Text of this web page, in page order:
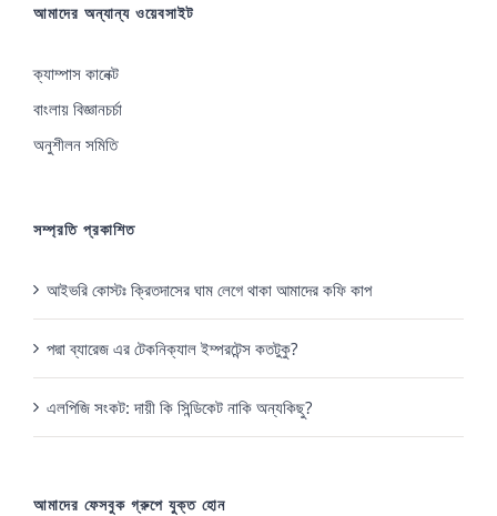
আমাদের অন্যান্য ওয়েবসাইট
ক্যাম্পাস কানেক্ট
বাংলায় বিজ্ঞানচর্চা
অনুশীলন সমিতি
সম্প্রতি প্রকাশিত
আইভরি কোস্টঃ ক্রিতদাসের ঘাম লেগে থাকা আমাদের কফি কাপ
পদ্মা ব্যারেজ এর টেকনিক্যাল ইম্পরটেন্স কতটুকু?
এলপিজি সংকট: দায়ী কি সিন্ডিকেট নাকি অন্যকিছু?
আমাদের ফেসবুক গ্রুপে যুক্ত হোন